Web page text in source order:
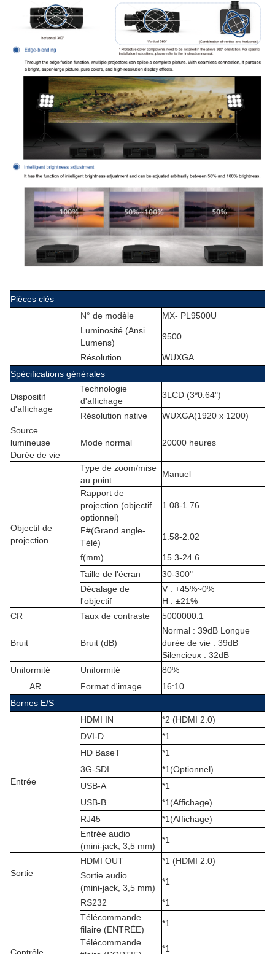
Pièces clés
N° de modèle
MX- PL9500U
Luminosité (Ansi
Lumens)
9500
Résolution
WUXGA
Spécifications générales
Dispositif
d'affichage
Technologie
d'affichage
3LCD (3*0.64")
Résolution native
WUXGA(1920 x 1200)
Source
lumineuse
Durée de vie
Mode normal 20000 heures
Objectif de
projection
Type de zoom/mise
au point
Manuel
Rapport de
projection (objectif
optionnel)
1.08-1.76
F#(Grand angle-
Télé)
1.58-2.02
f(mm)
15.3-24.6
Taille de l'écran
30-300"
Décalage de
l'objectif
V : +45%~0%
H : ±21%
CR
Taux de contraste 5000000:1
Bruit Bruit (dB)
Normal : 39dB Longue
durée de vie : 39dB
Silencieux : 32dB
Uniformité
Uniformité
80%
AR
Format d'image
16:10
Bornes E/S
Entrée
HDMI IN
*2 (HDMI 2.0)
DVI-D
*1
HD BaseT
*1
3G-SDI
*1(Optionnel)
USB-A
*1
USB-B
*1(Affichage)
RJ45
*1(Affichage)
Entrée audio
(mini-jack, 3,5 mm)
*1
Sortie
HDMI OUT
*1 (HDMI 2.0)
Sortie audio
(mini-jack, 3,5 mm)
*1
RS232
*1
Télécommande
filaire (ENTRÉE)
*1
Télécommande
*1